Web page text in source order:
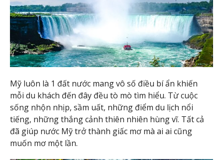
Mỹ luôn là 1 đất nước mang vô số điều bí ẩn khiến
mỗi du khách đến đây đều tò mò tìm hiểu. Từ cuộc
sống nhộn nhịp, sầm uất, những điểm du lịch nổi
tiếng, những thắng cảnh thiên nhiên hùng vĩ. Tất cả
đã giúp nước Mỹ trở thành giấc mơ mà ai ai cũng
muốn mơ một lần.